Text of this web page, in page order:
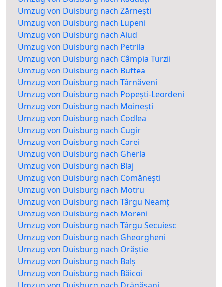
Umzug von Duisburg nach Zărnești
Umzug von Duisburg nach Lupeni
Umzug von Duisburg nach Aiud
Umzug von Duisburg nach Petrila
Umzug von Duisburg nach Câmpia Turzii
Umzug von Duisburg nach Buftea
Umzug von Duisburg nach Târnăveni
Umzug von Duisburg nach Popești-Leordeni
Umzug von Duisburg nach Moinești
Umzug von Duisburg nach Codlea
Umzug von Duisburg nach Cugir
Umzug von Duisburg nach Carei
Umzug von Duisburg nach Gherla
Umzug von Duisburg nach Blaj
Umzug von Duisburg nach Comănești
Umzug von Duisburg nach Motru
Umzug von Duisburg nach Târgu Neamț
Umzug von Duisburg nach Moreni
Umzug von Duisburg nach Târgu Secuiesc
Umzug von Duisburg nach Gheorgheni
Umzug von Duisburg nach Orăștie
Umzug von Duisburg nach Balș
Umzug von Duisburg nach Băicoi